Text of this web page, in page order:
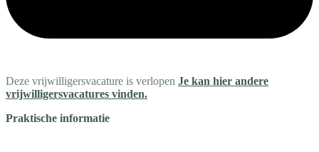
Deze vrijwilligersvacature is verlopen Je kan hier andere
vrijwilligersvacatures vinden.
Praktische informatie